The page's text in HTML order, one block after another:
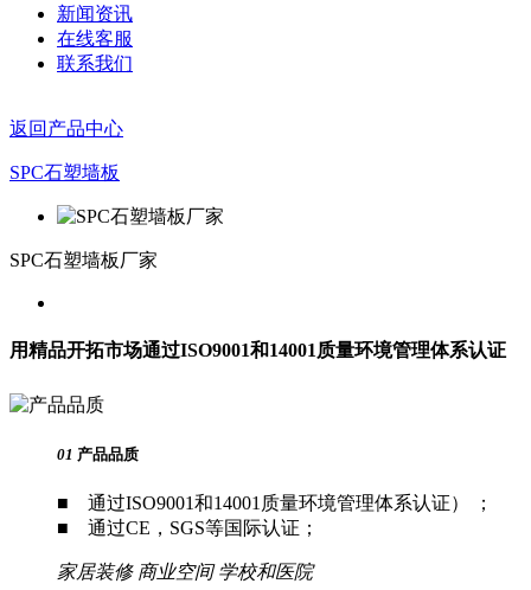
新闻资讯
在线客服
联系我们
返回产品中心
SPC石塑墙板
SPC石塑墙板厂家
用精品开拓市场通过ISO9001和14001质量环境管理体系认证
01 产品品质
■ 通过ISO9001和14001质量环境管理体系认证） ；
■ 通过CE，SGS等国际认证；
家居装修 商业空间 学校和医院